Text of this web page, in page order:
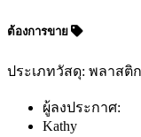
ต้องการขาย
ประเภทวัสดุ: พลาสติก
ผู้ลงประกาศ:
Kathy